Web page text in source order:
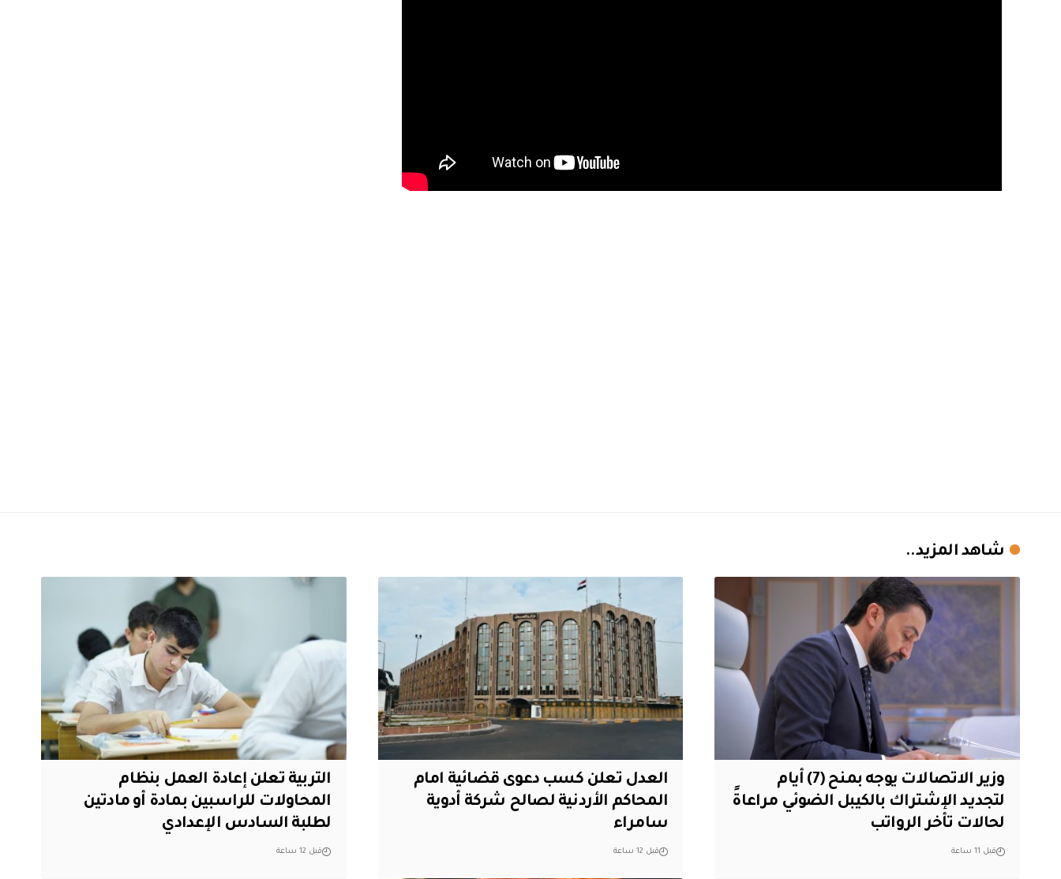
شاهد المزيد..
وزير الاتصالات يوجه بمنح (7) أيام
لتجديد الإشتراك بالكيبل الضوئي مراعاةً
لحالات تأخر الرواتب
قبل 11 ساعة
العدل تعلن كسب دعوى قضائية امام
المحاكم الأردنية لصالح شركة أدوية
سامراء
قبل 12 ساعة
التربية تعلن إعادة العمل بنظام
المحاولات للراسبين بمادة أو مادتين
لطلبة السادس الإعدادي
قبل 12 ساعة